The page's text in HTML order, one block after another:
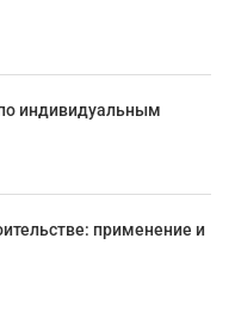
индивидуальным
применение и